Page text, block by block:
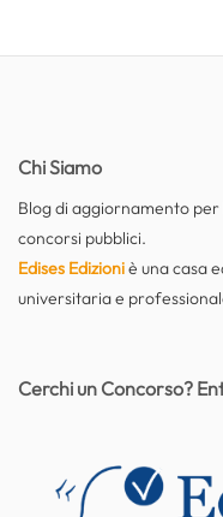
Chi Siamo
Blog di aggiornamento
concorsi pubblici.
Edises Edizioniè una casa
universitaria e
Cerchi un Concorso?